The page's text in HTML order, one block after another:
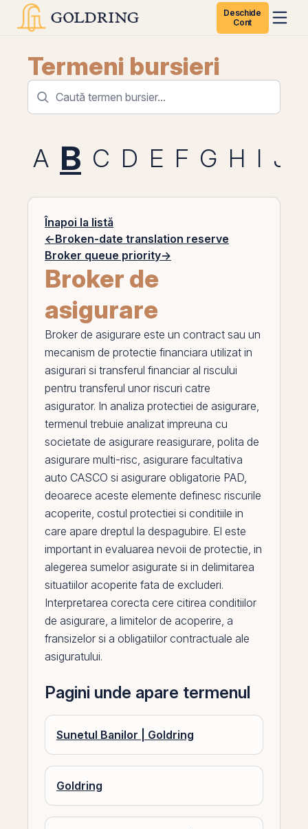
Deschide
Cont
Termeni bursieri
A B C D E F G H I J
Înapoi la listă
←Broken-date translation reserve
Broker queue priority→
Broker de
asigurare
Broker de asigurare este un contract sau un
mecanism de protectie financiara utilizat in
asigurari si transferul financiar al riscului
pentru transferul unor riscuri catre
asigurator. In analiza protectiei de asigurare,
termenul trebuie analizat impreuna cu
societate de asigurare reasigurare, polita de
asigurare multi-risc, asigurare facultativa
auto CASCO si asigurare obligatorie PAD,
deoarece aceste elemente definesc riscurile
acoperite, costul protectiei si conditiile in
care apare dreptul la despagubire. El este
important in evaluarea nevoii de protectie, in
alegerea sumelor asigurate si in delimitarea
situatiilor acoperite fata de excluderi.
Interpretarea corecta cere citirea conditiilor
de asigurare, a limitelor de acoperire, a
fransizelor si a obligatiilor contractuale ale
asiguratului.
Pagini unde apare termenul
Sunetul Banilor | Goldring
Goldring